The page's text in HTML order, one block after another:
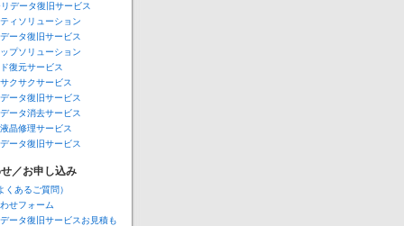
データ復旧サービス
ィソリューション
ータ復旧サービス
プソリューション
復元サービス
クサクサービス
ータ復旧サービス
ータ消去サービス
晶修理サービス
ータ復旧サービス
／お申し込み
くあるご質問）
せフォーム
ータ復旧サービスお見積も